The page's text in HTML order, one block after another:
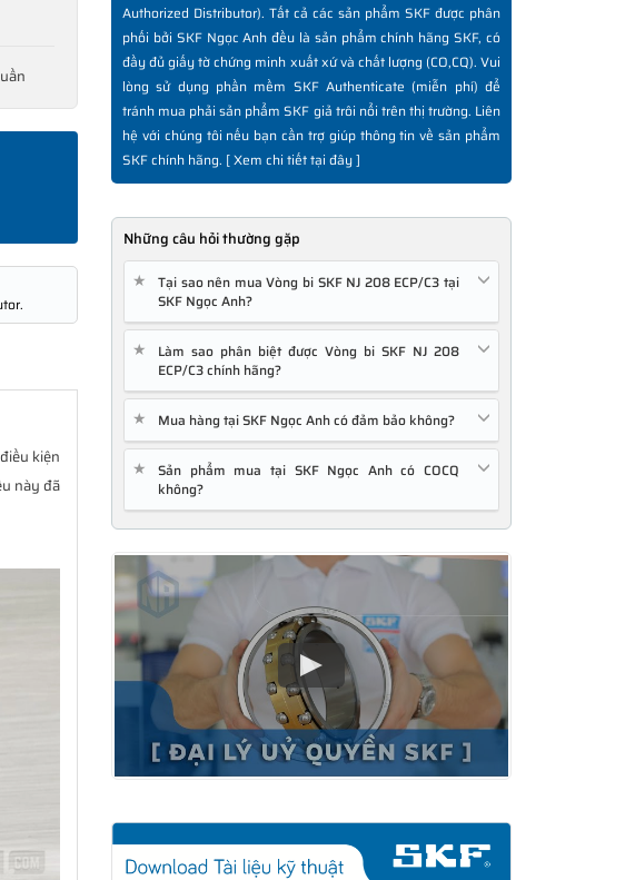
kiện
này đã
Authorized Distributor). Tất cả các sản phẩm SKF được phân
phối bởi SKF Ngọc Anh đều là sản phẩm chính hãng SKF, có
đầy đủ giấy tờ chứng minh xuất xứ và chất lượng (CO,CQ). Vui
lòng sử dụng phần mềm SKF Authenticate (miễn phí) để
tránh mua phải sản phẩm SKF giả trôi nổi trên thị trường. Liên
hệ với chúng tôi nếu bạn cần trợ giúp thông tin về sản phẩm
SKF chính hãng. [Xem chi tiết tại đây]
Những câu hỏi thường gặp
★
Tại sao nên mua Vòng bi SKF NJ 208 ECP/C3 tại
SKF Ngọc Anh?
★
Làm sao phân biệt được Vòng bi SKF NJ 208
ECP/C3 chính hãng?
★ Mua hàng tại SKF Ngọc Anh có đảm bảo không?
★
Sản phẩm mua tại SKF Ngọc Anh có COCQ
không?